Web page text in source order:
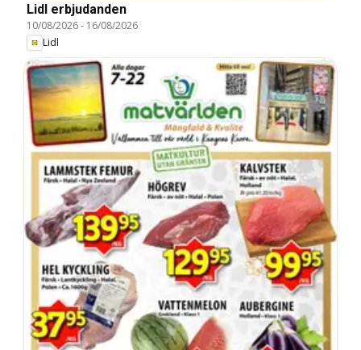
Lidl erbjudanden
10/08/2026- 16/08/2026
Lidl